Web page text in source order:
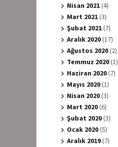
Nisan 2021(4)
Mart 2021(3)
Şubat 2021(7)
Aralık 2020(17)
Ağustos 2020(2)
Temmuz 2020(1)
Haziran 2020(7)
Mayıs 2020(1)
Nisan 2020(3)
Mart 2020(6)
Şubat 2020(3)
Ocak 2020(5)
Aralık 2019(7)